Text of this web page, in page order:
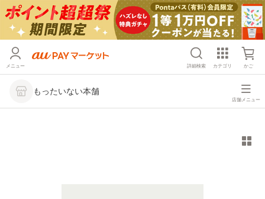
メニュー 詳細検索 カテゴリ かご
もったいない本舗
店舗メニュー